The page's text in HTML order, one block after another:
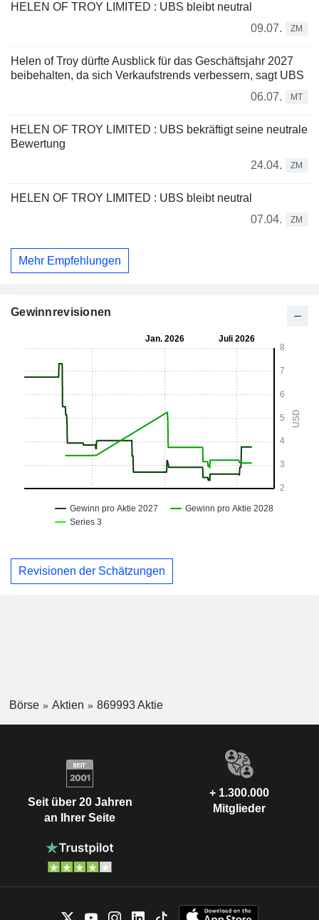
HELEN OF TROY LIMITED : UBS bleibt neutral
09.07.
ZM
Helen of Troy dürfte Ausblick für das Geschäftsjahr 2027
beibehalten, da sich Verkaufstrends verbessern, sagt UBS
06.07.
MT
HELEN OF TROY LIMITED : UBS bekräftigt seine neutrale
Bewertung
24.04.
ZM
HELEN OF TROY LIMITED : UBS bleibt neutral
07.04.
ZM
Mehr Empfehlungen
Gewinnrevisionen
Revisionen der Schätzungen
Börse Aktien 869993 Aktie
Seit über 20 Jahren
an Ihrer Seite
+ 1.300.000
Mitglieder